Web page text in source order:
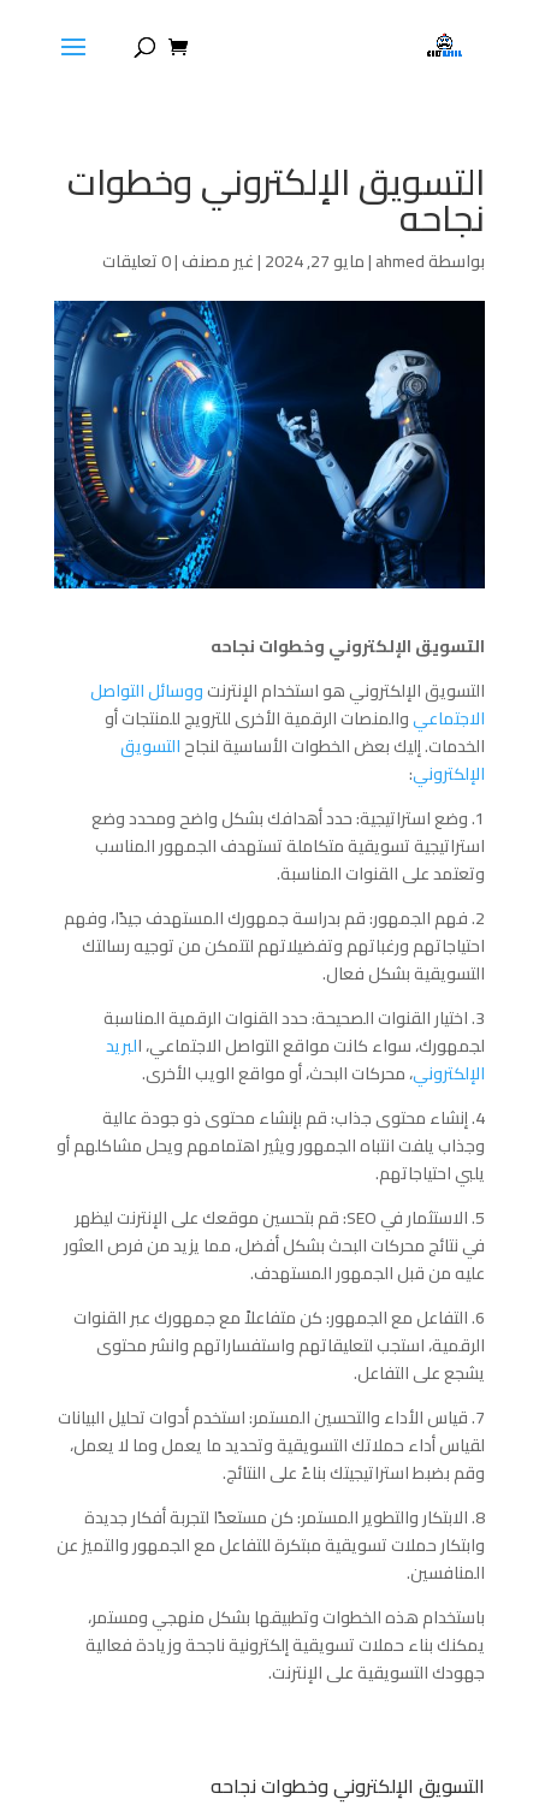
التسويق الإلكتروني وخطوات
نجاحه
بواسطةahmed
|مايو 27, 2024 |غير مصنف|0 تعليقات
التسويق الإلكتروني وخطوات نجاحه
التسويق الإلكتروني هو استخدام الإنترنتووسائل التواصل
الاجتماعيوالمنصات الرقمية الأخرى للترويج للمنتجات أو
الخدمات. إليك بعض الخطوات الأساسية لنجاحالتسويق
الإلكتروني:
1. وضع استراتيجية: حدد أهدافك بشكل واضح ومحدد وضع
استراتيجية تسويقية متكاملة تستهدف الجمهور المناسب
وتعتمد على القنوات المناسبة.
2. فهم الجمهور: قم بدراسة جمهورك المستهدف جيدًا، وفهم
احتياجاتهم ورغباتهم وتفضيلاتهم لتتمكن من توجيه رسالتك
التسويقية بشكل فعال.
3. اختيار القنوات الصحيحة: حدد القنوات الرقمية المناسبة
لجمهورك، سواء كانت مواقع التواصل الاجتماعي، البريد
الإلكتروني، محركات البحث، أو مواقع الويب الأخرى.
4. إنشاء محتوى جذاب: قم بإنشاء محتوى ذو جودة عالية
وجذاب يلفت انتباه الجمهور ويثير اهتمامهم ويحل مشاكلهم أو
يلبي احتياجاتهم.
5. الاستثمار في SEO: قم بتحسين موقعك على الإنترنت ليظهر
في نتائج محركات البحث بشكل أفضل، مما يزيد من فرص العثور
عليه من قبل الجمهور المستهدف.
6. التفاعل مع الجمهور: كن متفاعلاً مع جمهورك عبر القنوات
الرقمية، استجب لتعليقاتهم واستفساراتهم وانشر محتوى
يشجع على التفاعل.
7. قياس الأداء والتحسين المستمر: استخدم أدوات تحليل البيانات
لقياس أداء حملاتك التسويقية وتحديد ما يعمل وما لا يعمل،
وقم بضبط استراتيجيتك بناءً على النتائج.
8. الابتكار والتطوير المستمر: كن مستعدًا لتجربة أفكار جديدة
وابتكار حملات تسويقية مبتكرة للتفاعل مع الجمهور والتميز عن
المنافسين.
باستخدام هذه الخطوات وتطبيقها بشكل منهجي ومستمر،
يمكنك بناء حملات تسويقية إلكترونية ناجحة وزيادة فعالية
جهودك التسويقية على الإنترنت.
التسويق الإلكتروني وخطوات نجاحه